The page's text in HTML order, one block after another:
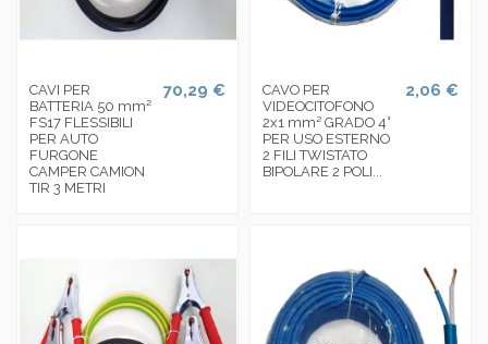
CAVI PER
BATTERIA 50 mm²
FS17 FLESSIBILI
PER AUTO
FURGONE
CAMPER CAMION
TIR 3 METRI
70,29 €
CAVO PER
VIDEOCITOFONO
2x1 mm² GRADO 4°
PER USO ESTERNO
2 FILI TWISTATO
BIPOLARE 2 POLI...
2,06 €